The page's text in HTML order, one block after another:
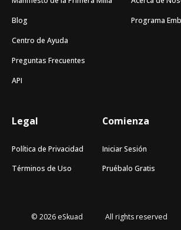
Blog
Centro de Ayuda
Preguntas Frecuentes
API
Programa
Legal
Política de Privacidad
Términos de Uso
Comienza
Iniciar Sesión
Pruébalo Gratis
© 2026 eSkuad All rights reserved